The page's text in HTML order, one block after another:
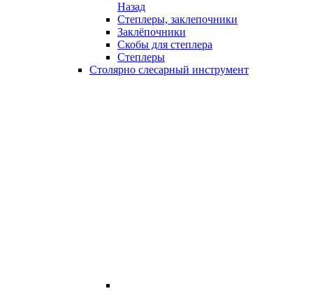
Назад
Степлеры, заклепочники
Заклёпочники
Скобы для степлера
Степлеры
Столярно слесарный инструмент